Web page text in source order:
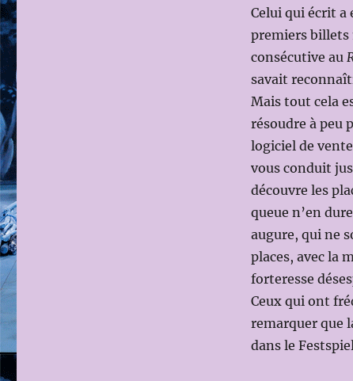
Celui qui écrit a
premiers billets
consécutive au
savait
Mais tout cela
résoudre à peu
logiciel de
vous conduit
découvre les
queue n’en
augure, qui ne
places, avec la
forteresse
Ceux qui ont
remarquer que
dans le